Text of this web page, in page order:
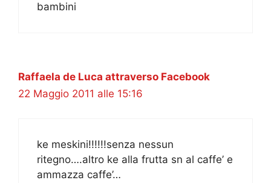
bambini
Raffaela de Luca attraverso Facebook
22 Maggio 2011 alle 15:16
ke meskini!!!!!!senza nessun
ritegno….altro ke alla frutta sn al caffe’ e
ammazza caffe’…